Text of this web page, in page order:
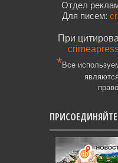
Отдел
Для писем:
При
*Все